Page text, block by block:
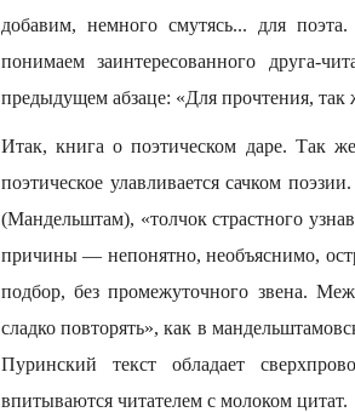
добавим, немного смутясь... для
понимаем заинтересованного друга-
предыдущем абзаце: «Для прочтения,
Итак, книга о поэтическом даре. Так
поэтическое улавливается сачком
(Мандельштам), «толчок страстного
причины — непонятно, необъяснимо,
подбор, без промежуточного звена.
сладко повторять», как в
Пуринский текст обладает
впитываются читателем с молоком цитат.